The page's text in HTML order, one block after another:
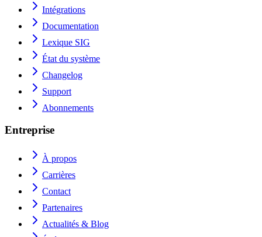
Intégrations
Documentation
Lexique SIG
État du système
Changelog
Support
Abonnements
Entreprise
À propos
Carrières
Contact
Partenaires
Actualités & Blog